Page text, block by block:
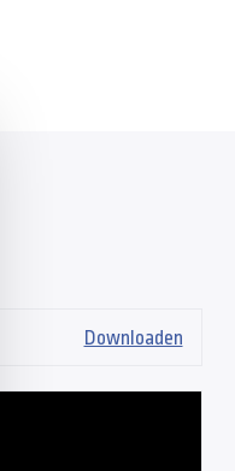
Downloaden